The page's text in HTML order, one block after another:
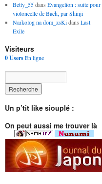
Betty_55dans Evangelion : suite pour
violoncelle de Bach, par Shinji
Narkolog na dom_zsKidans Last
Exile
Visiteurs
0 UsersEn ligne
Un p’tit like siouplé :
On peut aussi me trouver là